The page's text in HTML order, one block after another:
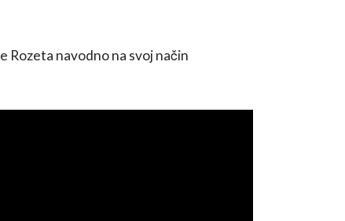
Rozeta navodno na svoj način